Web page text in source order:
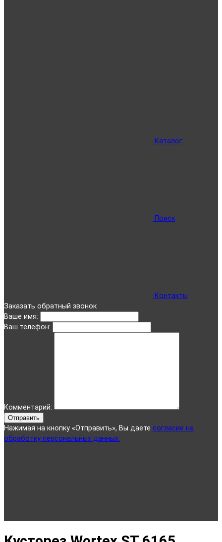
Каталог
Поиск
Контакты
Заказать обратный звонок
Ваше имя:
Ваш телефон:
Комментарий:
Отправить
Нажимая на кнопку «Отправить», Вы даете согласие на
обработку персональных данных.